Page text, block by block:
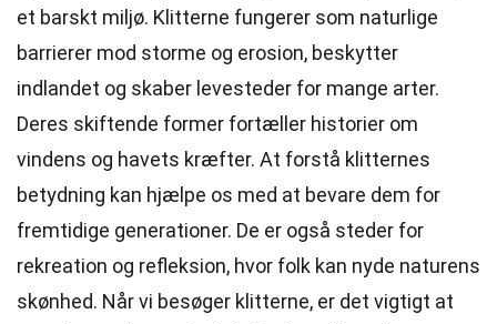
et barskt miljø. Klitterne fungerer som naturlige
barrierer mod storme og erosion, beskytter
indlandet og skaber levesteder for mange arter.
Deres skiftende former fortæller historier om
vindens og havets kræfter. At forstå klitternes
betydning kan hjælpe os med at bevare dem for
fremtidige generationer. De er også steder for
rekreation og refleksion, hvor folk kan nyde naturens
skønhed. Når vi besøger klitterne, er det vigtigt at